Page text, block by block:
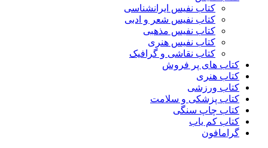
کتاب نفیس ایرانشناسی
کتاب نفیس شعر و ادبی
کتاب نفیس مذهبی
کتاب نفیس هنری
کتاب نقاشی و گرافیک
کتاب های پر فروش
کتاب هنری
کتاب ورزشی
کتاب پزشکی و سلامت
کتاب چاپ سنگی
کتاب کم یاب
گرامافون